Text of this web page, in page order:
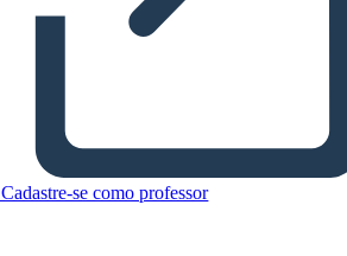
Cadastre-se como professor